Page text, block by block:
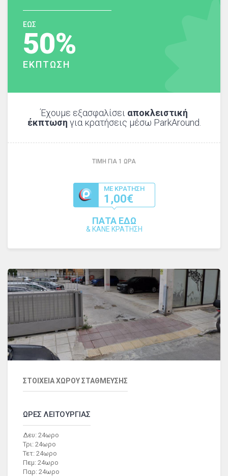
ΕΩΣ
50%
ΕΚΠΤΩΣΗ
Έχουμε εξασφαλίσει αποκλειστική
έκπτωση για κρατήσεις μέσω ParkAround.
ΤΙΜΗ ΓΙΑ 1 ΩΡΑ
ΜΕ ΚΡΑΤΗΣΗ
1,00€
ΠΑΤΑ ΕΔΩ
& ΚΑΝΕ ΚΡΑΤΗΣΗ
ΣΤΟΙΧΕΙΑ ΧΩΡΟΥ ΣΤΑΘΜΕΥΣΗΣ
ΩΡΕΣ ΛΕΙΤΟΥΡΓΙΑΣ
Δευ: 24ωρο
Τρι: 24ωρο
Τετ: 24ωρο
Πεμ: 24ωρο
Παρ: 24ωρο